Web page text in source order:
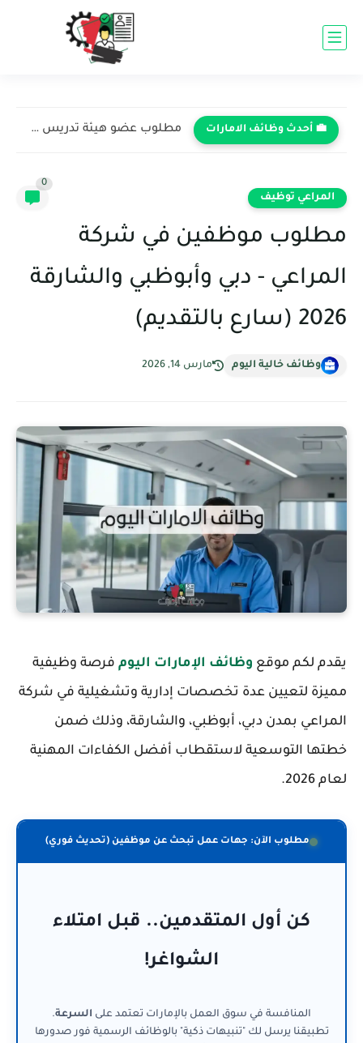
💼 أحدث وظائف الامارات مطلوب عضو هيئة تدريس في الجامعة الأمريكية في الشارقة -...
المراعي توظيف
0
مطلوب موظفين في شركة
المراعي - دبي وأبوظبي والشارقة
2026 (سارع بالتقديم)
وظائف خالية اليوم مارس 14, 2026
يقدم لكم موقع وظائف الإمارات اليوم فرصة وظيفية
مميزة لتعيين عدة تخصصات إدارية وتشغيلية في شركة
المراعي بمدن دبي، أبوظبي، والشارقة، وذلك ضمن
خطتها التوسعية لاستقطاب أفضل الكفاءات المهنية
لعام 2026.
مطلوب الآن: جهات عمل تبحث عن موظفين (تحديث فوري)
كن أول المتقدمين.. قبل امتلاء
الشواغر!
المنافسة في سوق العمل بالإمارات تعتمد على السرعة.
تطبيقنا يرسل لك "تنبيهات ذكية" بالوظائف الرسمية فور صدورها